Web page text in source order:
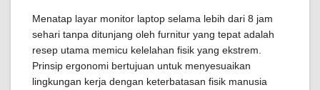
Menatap layar monitor laptop selama lebih dari 8 jam
sehari tanpa ditunjang oleh furnitur yang tepat adalah
resep utama memicu kelelahan fisik yang ekstrem.
Prinsip ergonomi bertujuan untuk menyesuaikan
lingkungan kerja dengan keterbatasan fisik manusia